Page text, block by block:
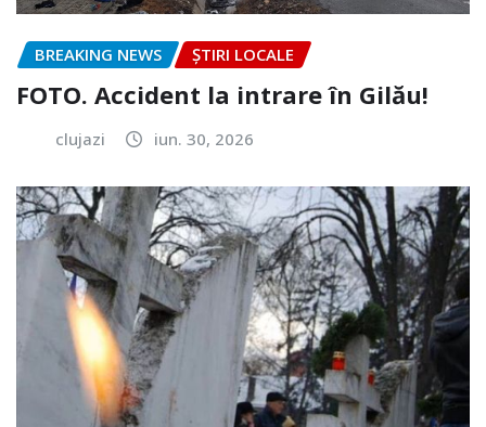
BREAKING NEWS ȘTIRI LOCALE
FOTO. Accident la intrare în Gilău!
clujazi iun. 30, 2026